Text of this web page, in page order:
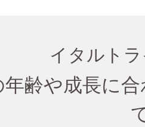
イタルト
年齢や成長に